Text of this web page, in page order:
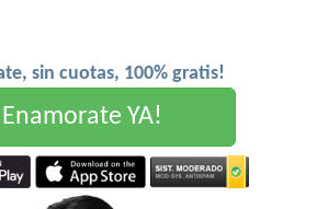
sin cuotas, 100% gratis!
Enamorate YA!